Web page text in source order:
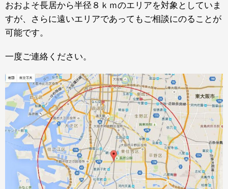
おおよそ長居から半径８ｋｍのエリアを対象としていま
すが、さらに遠いエリアであってもご相談にのることが
可能です。
一度ご連絡ください。